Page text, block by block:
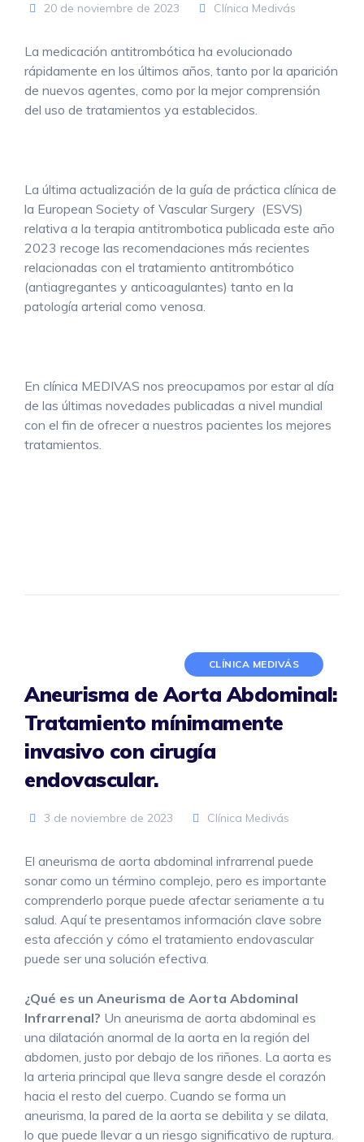
20 de noviembre de 2023 Clínica Medivás
La medicación antitrombótica ha evolucionado
rápidamente en los últimos años, tanto por la aparición
de nuevos agentes, como por la mejor comprensión
del uso de tratamientos ya establecidos.
La última actualización de la guía de práctica clínica de
la European Society of Vascular Surgery (ESVS)
relativa a la terapia antitrombotica publicada este año
2023 recoge las recomendaciones más recientes
relacionadas con el tratamiento antitrombótico
(antiagregantes y anticoagulantes) tanto en la
patología arterial como venosa.
En clínica MEDIVAS nos preocupamos por estar al día
de las últimas novedades publicadas a nivel mundial
con el fin de ofrecer a nuestros pacientes los mejores
tratamientos.
CLÍNICA MEDIVÁS
Aneurisma de Aorta Abdominal:
Tratamiento mínimamente
invasivo con cirugía
endovascular.
3 de noviembre de 2023 Clínica Medivás
El aneurisma de aorta abdominal infrarrenal puede
sonar como un término complejo, pero es importante
comprenderlo porque puede afectar seriamente a tu
salud. Aquí te presentamos información clave sobre
esta afección y cómo el tratamiento endovascular
puede ser una solución efectiva.
¿Qué es un Aneurisma de Aorta Abdominal
Infrarrenal? Un aneurisma de aorta abdominal es
una dilatación anormal de la aorta en la región del
abdomen, justo por debajo de los riñones. La aorta es
la arteria principal que lleva sangre desde el corazón
hacia el resto del cuerpo. Cuando se forma un
aneurisma, la pared de la aorta se debilita y se dilata,
lo que puede llevar a un riesgo significativo de ruptura.